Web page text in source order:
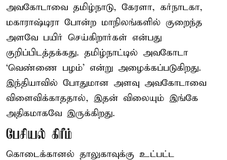
அவகோடாவை தமிழ்நாடு, கேரளா, கர்நாடகா,
மகாராஷ்டிரா போன்ற மாநிலங்களில் குறைந்த
அளவே பயிர் செய்கிறார்கள் என்பது
குறிப்பிடத்தக்கது. தமிழ்நாட்டில் அவகோடா
‘வெண்ணை பழம்’ என்று அழைக்கப்படுகிறது.
இந்தியாவில் போதுமான அளவு அவகோடாவை
விளைவிக்காததால், இதன் விலையும் இங்கே
அதிகமாகவே இருக்கிறது.
பேசியல் கிரீம்
கொடைக்கானல் தாலுகாவுக்கு உட்பட்ட